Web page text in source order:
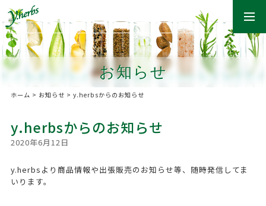
お知らせ
ホーム > お知らせ > y.herbsからのお知らせ
y.herbsからのお知らせ
2020年6月12日
y.herbsより商品情報や出張販売のお知らせ等、随時発信してま
いります。